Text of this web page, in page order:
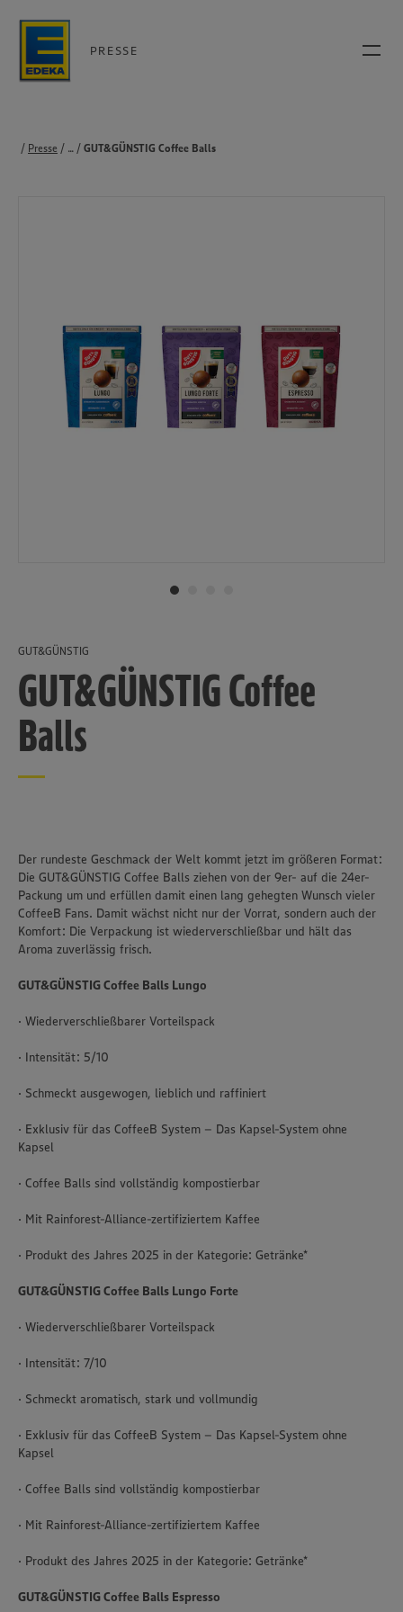
PRESSE
Presse Produkte
GUT&GÜNSTIG Coffee Balls
...
GUT&GÜNSTIG
GUT&GÜNSTIG Coffee
Balls
Der rundeste Geschmack der Welt kommt jetzt im größeren Format:
Die GUT&GÜNSTIG Coffee Balls ziehen von der 9er- auf die 24er-
Packung um und erfüllen damit einen lang gehegten Wunsch vieler
CoffeeB Fans. Damit wächst nicht nur der Vorrat, sondern auch der
Komfort: Die Verpackung ist wiederverschließbar und hält das
Aroma zuverlässig frisch.
GUT&GÜNSTIG Coffee Balls Lungo
· Wiederverschließbarer Vorteilspack
· Intensität: 5/10
· Schmeckt ausgewogen, lieblich und raffiniert
· Exklusiv für das CoffeeB System – Das Kapsel-System ohne
Kapsel
· Coffee Balls sind vollständig kompostierbar
· Mit Rainforest-Alliance-zertifiziertem Kaffee
· Produkt des Jahres 2025 in der Kategorie: Getränke*
GUT&GÜNSTIG Coffee Balls Lungo Forte
· Wiederverschließbarer Vorteilspack
· Intensität: 7/10
· Schmeckt aromatisch, stark und vollmundig
· Exklusiv für das CoffeeB System – Das Kapsel-System ohne
Kapsel
· Coffee Balls sind vollständig kompostierbar
· Mit Rainforest-Alliance-zertifiziertem Kaffee
· Produkt des Jahres 2025 in der Kategorie: Getränke*
GUT&GÜNSTIG Coffee Balls Espresso